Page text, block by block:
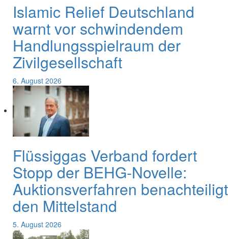
Islamic Relief Deutschland
warnt vor schwindendem
Handlungsspielraum der
Zivilgesellschaft
6. August 2026
Flüssiggas Verband fordert
Stopp der BEHG-Novelle:
Auktionsverfahren benachteiligt
den Mittelstand
5. August 2026